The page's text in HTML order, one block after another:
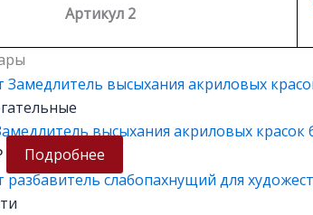
Артикул 2
высыхания акриловых красок
Подробнее